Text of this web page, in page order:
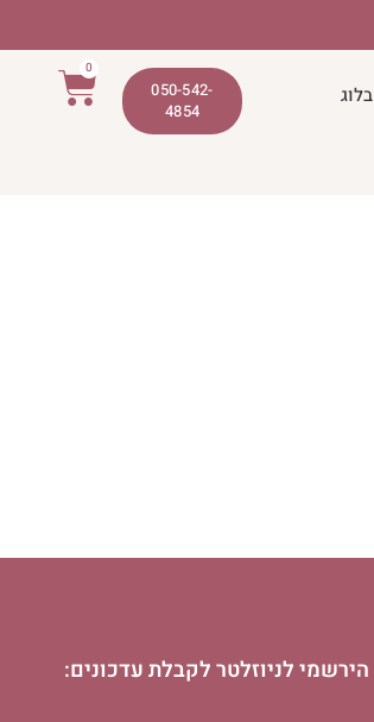
בלוג
050-542-
4854
0
הירשמי לניוזלטר לקבלת עדכונים: